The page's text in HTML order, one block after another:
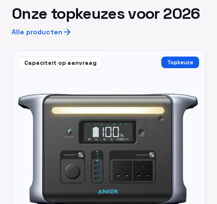
Onze topkeuzes voor 2026
Alle producten arrow_forward
Capaciteit op aanvraag Topkeuze